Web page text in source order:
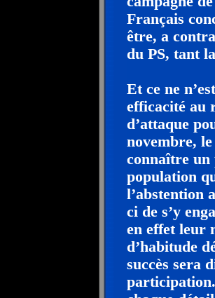
Français
être, a
du PS, tant
Et ce ne
efficacité au
d’attaque
novembre,
connaître un
population
l’abstention
ci de s’y
en effet leur
d’habitude
succès sera